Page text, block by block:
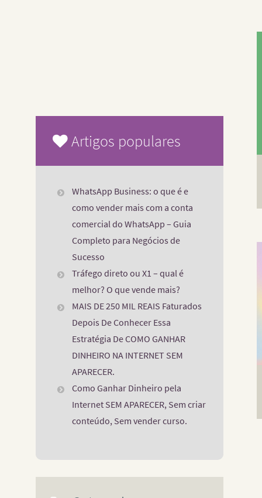
Artigos populares
WhatsApp Business: o que é e
como vender mais com a conta
comercial do WhatsApp – Guia
Completo para Negócios de
Sucesso
Tráfego direto ou X1 – qual é
melhor? O que vende mais?
MAIS DE 250 MIL REAIS Faturados
Depois De Conhecer Essa
Estratégia De COMO GANHAR
DINHEIRO NA INTERNET SEM
APARECER.
Como Ganhar Dinheiro pela
Internet SEM APARECER, Sem criar
conteúdo, Sem vender curso.